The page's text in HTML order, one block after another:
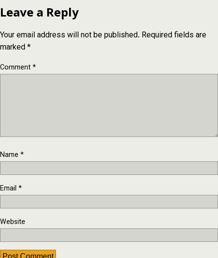
Leave a Reply
Your email address will not be published. Required fields are
marked*
Comment*
Name *
Email *
Website